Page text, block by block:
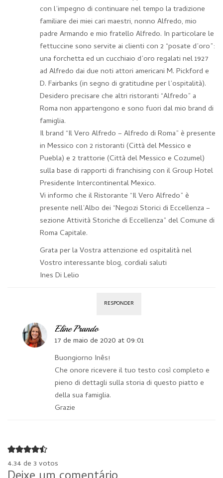
con l’impegno di continuare nel tempo la tradizione
familiare dei miei cari maestri, nonno Alfredo, mio
padre Armando e mio fratello Alfredo. In particolare le
fettuccine sono servite ai clienti con 2 “posate d’oro”:
una forchetta ed un cucchiaio d’oro regalati nel 1927
ad Alfredo dai due noti attori americani M. Pickford e
D. Fairbanks (in segno di gratitudine per l’ospitalità).
Desidero precisare che altri ristoranti “Alfredo” a
Roma non appartengono e sono fuori dal mio brand di
famiglia.
Il brand “Il Vero Alfredo – Alfredo di Roma” è presente
in Messico con 2 ristoranti (Città del Messico e
Puebla) e 2 trattorie (Città del Messico e Cozumel)
sulla base di rapporti di franchising con il Group Hotel
Presidente Intercontinental Mexico.
Vi informo che il Ristorante “Il Vero Alfredo” è
presente nell’Albo dei “Negozi Storici di Eccellenza –
sezione Attività Storiche di Eccellenza” del Comune di
Roma Capitale.
Grata per la Vostra attenzione ed ospitalità nel
Vostro interessante blog, cordiali saluti
Ines Di Lelio
RESPONDER
Eline Prando
17 de maio de 2020 at 09:01
Buongiorno Inês!
Che onore ricevere il tuo testo così completo e
pieno di dettagli sulla storia di questo piatto e
della sua famiglia.
Grazie
4.34 de 3 votos